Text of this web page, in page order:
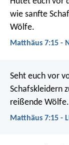
wie sanfte
Wölfe.
Matthäus 7:15 -
Seht euch vor
Schafskleidern
reißende Wölfe.
Matthäus 7:15 -